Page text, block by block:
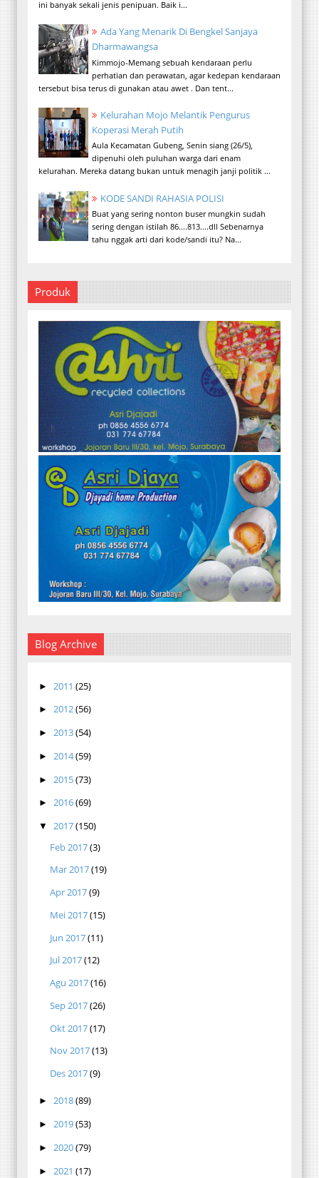
ini banyak sekali jenis penipuan. Baik i...
Ada Yang Menarik Di Bengkel Sanjaya
Dharmawangsa
Kimmojo-Memang sebuah kendaraan perlu
perhatian dan perawatan, agar kedepan kendaraan
tersebut bisa terus di gunakan atau awet . Dan tent...
Kelurahan Mojo Melantik Pengurus
Koperasi Merah Putih
Aula Kecamatan Gubeng, Senin siang (26/5),
dipenuhi oleh puluhan warga dari enam
kelurahan. Mereka datang bukan untuk menagih janji politik ...
KODE SANDI RAHASIA POLISI
Buat yang sering nonton buser mungkin sudah
sering dengan istilah 86....813....dll Sebenarnya
tahu nggak arti dari kode/sandi itu? Na...
Produk
Blog Archive
► 2011 (25)
► 2012(56)
► 2013(54)
► 2014(59)
► 2015(73)
► 2016(69)
▼ 2017(150)
Feb 2017(3)
Mar 2017(19)
Apr 2017(9)
Mei 2017(15)
Jun 2017(11)
Jul 2017(12)
Agu 2017(16)
Sep 2017(26)
Okt 2017(17)
Nov 2017(13)
Des 2017(9)
► 2018(89)
► 2019(53)
► 2020(79)
► 2021 (17)